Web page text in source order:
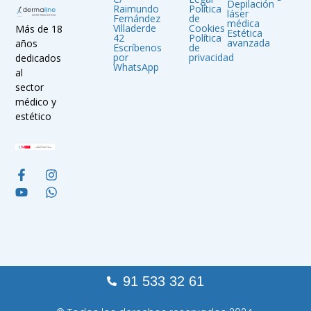
Más de 18
años
dedicados
al
sector
médico y
estético
Depilación
láser
médica
Estética
avanzada
Política
de
Cookies
Política
de
privacidad
Raimundo
Fernández
Villaderde
42
Escríbenos
por
WhatsApp
91 533 32 61